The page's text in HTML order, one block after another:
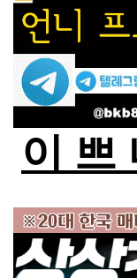
이 쁘